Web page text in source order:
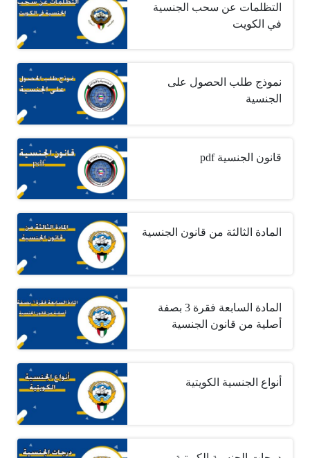
التظلمات عن سحب الجنسية
في الكويت
نموذج طلب الحصول على
الجنسية
قانون الجنسية pdf
المادة الثالثة من قانون الجنسية
المادة السابعة فقرة 3 بصفة
أصلية من قانون الجنسية
أنواع الجنسية الكويتية